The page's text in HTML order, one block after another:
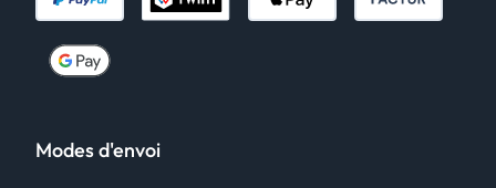
Modes d'envoi